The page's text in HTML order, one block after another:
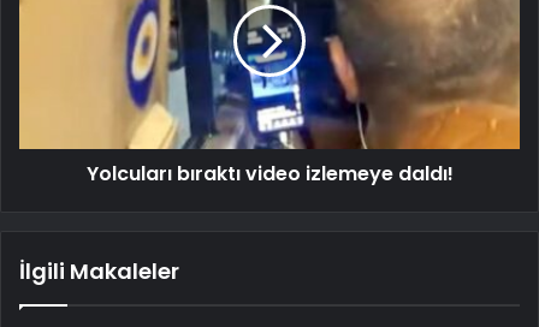
Yolcuları bıraktı video izlemeye daldı!
İlgili Makaleler